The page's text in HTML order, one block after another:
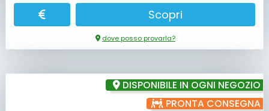
Scopri
dove posso provarla?
DISPONIBILE IN OGNI NEGOZIO
PRONTA CONSEGNA